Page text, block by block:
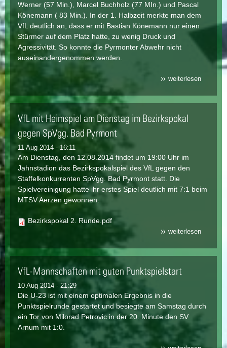
Werner (57 Min.), Marcel Buchholz (77 MIn.) und Pascal
Könemann ( 83 Min.). In der 1. Halbzeit merkte man dem
VfL deutlich an, dass er mit Bastian Könemann nur einen
Stürmer auf dem Platz hatte, zu wenig Druck und
Agressivität. So konnte die Pyrmonter Abwehr nicht
auseinandergenommen werden.
weiterlesenüber vfl
klarem
in der 3.
VfL mit Heimspiel am Dienstag im Bezirkspokal
gegen SpVgg. Bad Pyrmont
11 Aug 2014 - 16:11
Am Dienstag, den 12.08.2014 findet um 19:00 Uhr im
Jahnstadion das Bezirkspokalspiel des VfL gegen den
Staffelkonkurrenten SpVgg. Bad Pyrmont statt. Die
Spielvereinigung hatte ihr erstes Spiel deutlich mit 7:1 beim
MTSV Aerzen gewonnen.
Bezirkspokal 2. Runde.pdf
weiterlesenüber vfl
am
im
VfL-Mannschaften mit guten Punktspielstart
10 Aug 2014 - 21:29
Die U-23 ist mit einem optimalen Ergebnis in die
Punktspielrunde gestartet und besiegte am Samstag durch
ein Tor von Milorad Petrovic in der 20. Minute den SV
Arnum mit 1:0.